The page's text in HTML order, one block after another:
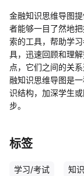
金融知识思维导图
者能够一目了然地
索的工具，帮助学
具，迅速回顾和理
点，它们之间的关
融知识思维导图是
识结构，加深学生
步。
标签
学习/考试 知